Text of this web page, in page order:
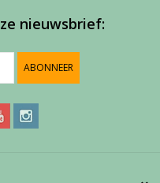
nieuwsbrief:
ABONNEER